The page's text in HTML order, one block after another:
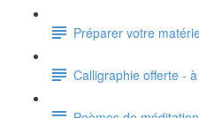
Préparer votre
Calligraphie offerte -